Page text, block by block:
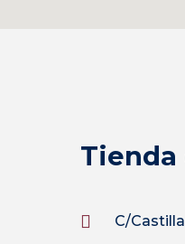
Tienda
C/